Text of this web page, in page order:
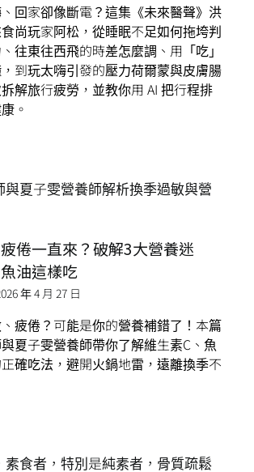
回家卻像斷電？這集《未來醫聲》洪
尚玩家阿松，從睡眠不足如何拖垮判
往東往西飛的時差怎麼調、用「吃」
到玩太嗨引發的壓力荷爾蒙與皮膚腸
解旅行疲勞，並教你用 AI 把行程排
。
倦一直來？破解3大營養迷
油這樣吃
年 4 月 27 日
疲倦？可能是你的營養補錯了！本篇
夏子雯營養師帶你了解維生素C、魚
確吃法，避開火鍋地雷，遠離換季不